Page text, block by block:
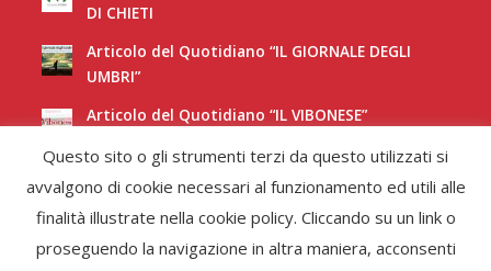
DI CHIETI
Articolo del Quotidiano “IL GIORNALE DEGLI
UMBRI”
Articolo del Quotidiano “IL VIBONESE”
Articolo del Quotidiano “LA NUOVA SARDEGNA”
Questo sito o gli strumenti terzi da questo utilizzati si
avvalgono di cookie necessari al funzionamento ed utili alle
finalità illustrate nella cookie policy. Cliccando su un link o
proseguendo la navigazione in altra maniera, acconsenti